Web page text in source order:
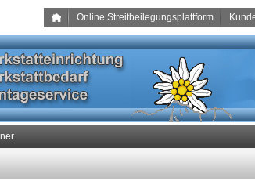
Online Streitbeilegungsplattform